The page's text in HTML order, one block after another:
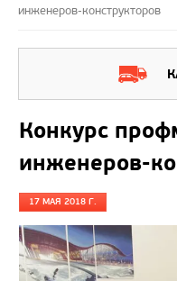
инженеров-конструкторов
Конкурс
инженеров-
17 МАЯ 2018 Г.